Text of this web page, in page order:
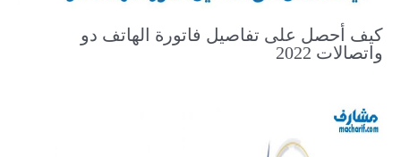
كيف أحصل على تفاصيل فاتورة الهاتف دو
واتصالات 2022